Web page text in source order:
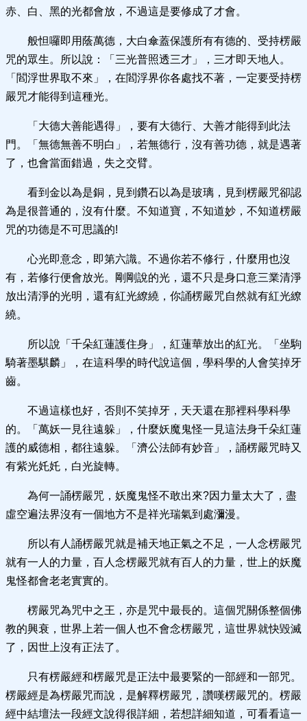
赤、白、黑的光都會放，不過這是要修成了才會。
般怛囉即用蔭萬德，大白傘蓋保護所有有德的、受持楞嚴
咒的眾生。所以說：「三光普照透三才」，三才即天地人。
「閻浮世界取不來」，在閻浮界你各處找不著，一定要受持楞
嚴咒才能得到這種光。
「大德大善能遇得」，要有大德行、大善才能得到此法
門。「無德無善不明白」，若無德行，沒有善功德，就是遇著
了，也會當面錯過，失之交臂。
看到金以為是銅，見到鑽石以為是玻璃，見到楞嚴咒卻認
為是很普通的，沒有什麼。不知道寶，不知道妙，不知道楞嚴
咒的功德是不可思議的!
心光即意念，即第六識。不過你若不修行，什麼用也沒
有，若修行便會放光。剛剛說的光，還不只是身口意三業清淨
放出清淨的光明，還有紅光繚繞，你誦楞嚴咒自然就有紅光繚
繞。
所以說「千朵紅蓮護住身」，紅蓮華放出的紅光。「坐駒
騎著墨騏麟」，在這科學的時代說這個，學科學的人會笑掉牙
齒。
不過這樣也好，否則不笑掉牙，天天還在那裡科學科學
的。「萬妖一見往遠躲」，什麼妖魔鬼怪一見這法身千朵紅蓮
護的威德相，都往遠躲。「濟公法師有妙音」，誦楞嚴咒時又
有紫光奼奼，白光旋轉。
為何一誦楞嚴咒，妖魔鬼怪不敢出來?因力量太大了，盡
虛空遍法界沒有一個地方不是祥光瑞氣到處瀰漫。
所以有人誦楞嚴咒就是補天地正氣之不足，一人念楞嚴咒
就有一人的力量，百人念楞嚴咒就有百人的力量，世上的妖魔
鬼怪都會老老實實的。
楞嚴咒為咒中之王，亦是咒中最長的。這個咒關係整個佛
教的興衰，世界上若一個人也不會念楞嚴咒，這世界就快毀滅
了，因世上沒有正法了。
只有楞嚴經和楞嚴咒是正法中最要緊的一部經和一部咒。
楞嚴經是為楞嚴咒而說，是解釋楞嚴咒，讚嘆楞嚴咒的。楞嚴
經中結壇法一段經文說得很詳細，若想詳細知道，可看看這一